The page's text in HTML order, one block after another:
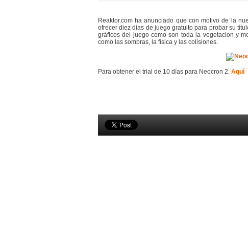
Reaktor.com ha anunciado que con motivo de la
ofrecer diez días de juego gratuito para probar su
gráficos del juego como son toda la vegetacion y
como las sombras, la física y las colisiones.
Para obtener el trial de 10 días para Neocron 2. Aquí